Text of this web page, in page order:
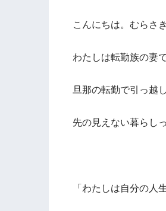
こんにちは。むらさ
わたしは転勤族の妻
旦那の転勤で引っ越
先の見えない暮らし
「わたしは自分の人